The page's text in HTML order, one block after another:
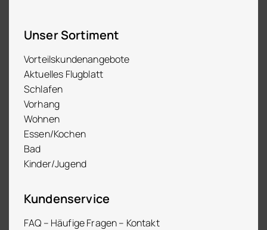
Unser Sortiment
Vorteilskundenangebote
Aktuelles Flugblatt
Schlafen
Vorhang
Wohnen
Essen/Kochen
Bad
Kinder/Jugend
Kundenservice
FAQ – Häufige Fragen – Kontakt